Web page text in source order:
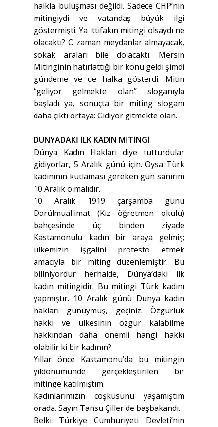
halkla buluşması değildi. Sadece CHP’nin
mitingiydi ve vatandaş büyük ilgi
göstermişti. Ya ittifakın mitingi olsaydı ne
olacaktı? O zaman meydanlar almayacak,
sokak araları bile dolacaktı. Mersin
Mitinginin hatırlattığı bir konu geldi şimdi
gündeme ve de halka gösterdi. Mitin
“geliyor gelmekte olan” sloganıyla
başladı ya, sonuçta bir miting sloganı
daha çıktı ortaya: Gidiyor gitmekte olan.
DÜNYADAKİ İLK KADIN MİTİNGİ
Dünya Kadın Hakları diye tutturdular
gidiyorlar, 5 Aralık günü için. Oysa Türk
kadınının kutlaması gereken gün sanırım
10 Aralık olmalıdır.
10 Aralık 1919 çarşamba günü
Darülmuallimat (Kız öğretmen okulu)
bahçesinde üç binden ziyade
Kastamonulu kadın bir araya gelmiş;
ülkemizin işgalini protesto etmek
amacıyla bir miting düzenlemiştir. Bu
biliniyordur herhalde, Dünya’daki ilk
kadın mitingidir. Bu mitingi Türk kadını
yapmıştır. 10 Aralık günü Dünya kadın
hakları günüymüş, geçiniz. Özgürlük
hakkı ve ülkesinin özgür kalabilme
hakkından daha önemli hangi hakkı
olabilir ki bir kadının?
Yıllar önce Kastamonu’da bu mitingin
yıldönümünde gerçekleştirilen bir
mitinge katılmıştım.
Kadınlarımızın coşkusunu yaşamıştım
orada. Sayın Tansu Çiller de başbakandı.
Belki Türkiye Cumhuriyeti Devleti’nin